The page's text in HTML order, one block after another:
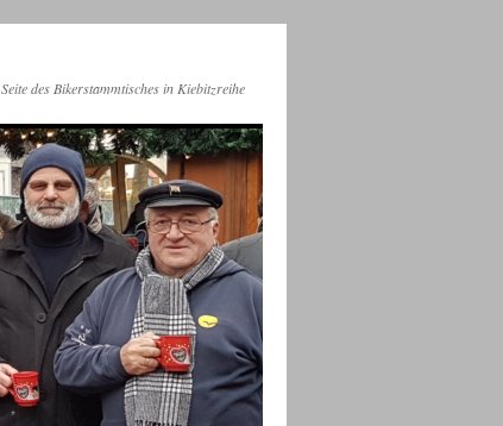
Seite des Bikerstammtisches in Kiebitzreihe